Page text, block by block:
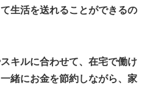
生活を送れることができるの
キルに合わせて、在宅で働け
緒にお金を節約しながら、家